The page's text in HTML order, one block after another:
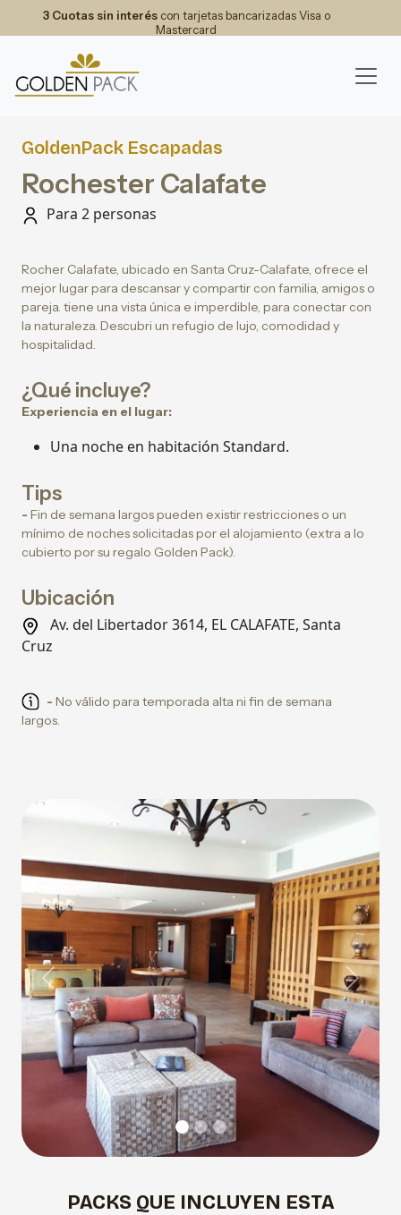
3 Cuotas sin interéscon tarjetas bancarizadas Visa o
Mastercard
GoldenPack Escapadas
Rochester Calafate
Para 2 personas
Rocher Calafate, ubicado en Santa Cruz-Calafate, ofrece el
mejor lugar para descansar y compartir con familia, amigos o
pareja. tiene una vista única e imperdible, para conectar con
la naturaleza. Descubri un refugio de lujo, comodidad y
hospitalidad.
¿Qué incluye?
Experiencia en el lugar:
Una noche en habitación Standard.
Tips
- Fin de semana largos pueden existir restricciones o un
mínimo de noches solicitadas por el alojamiento (extra a lo
cubierto por su regalo Golden Pack).
Ubicación
Av. del Libertador 3614, EL CALAFATE, Santa
Cruz
- No válido para temporada alta ni fin de semana
largos.
Previous Next
PACKS QUE INCLUYEN ESTA